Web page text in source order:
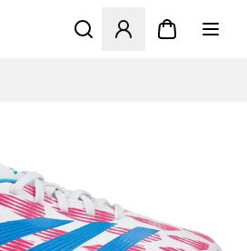
Ανοίγει ένα Modal για να